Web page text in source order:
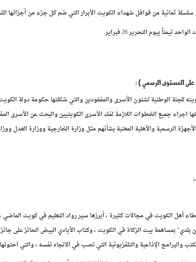
ثمانية من قوافل شهداء الكويت الأبرار التي ضم كل جزء من أجزائها
المستوى الرسمي ) :
للجنة الوطنية لشئون الأسرى والمفقودين والتي شكلتها حكومة دولة
اجراء جميع الخطوات اللازمة لفك الأسرى الكويتيين والبحث عن الأسرى
الرسمية والأهلية المعنية بشأنهم مثل وزارة الخارجية ووزارة العدل
أهل الكويت في مجالات كثيرة ، أبرزها سير رواد التعليم في كويت
والبرامج الإذاعية والتلفزيونية التي تصب في الاتجاه نفسه ، والتي